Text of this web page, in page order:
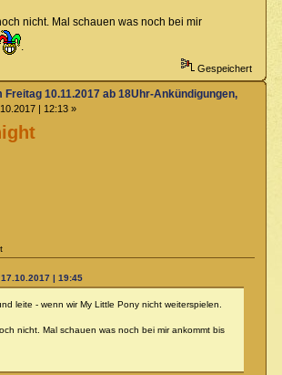
nicht. Mal schauen was noch bei mir
.
Gespeichert
Freitag 10.11.2017 ab 18Uhr-Ankündigungen,
| 12:13 »
| 19:45
leite - wenn wir My Little Pony nicht weiterspielen.
nicht. Mal schauen was noch bei mir ankommt bis